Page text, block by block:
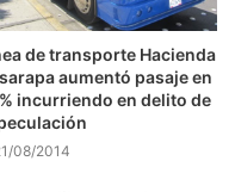
de transporte Hacienda
aumentó pasaje en
incurriendo en delito de
08/2014